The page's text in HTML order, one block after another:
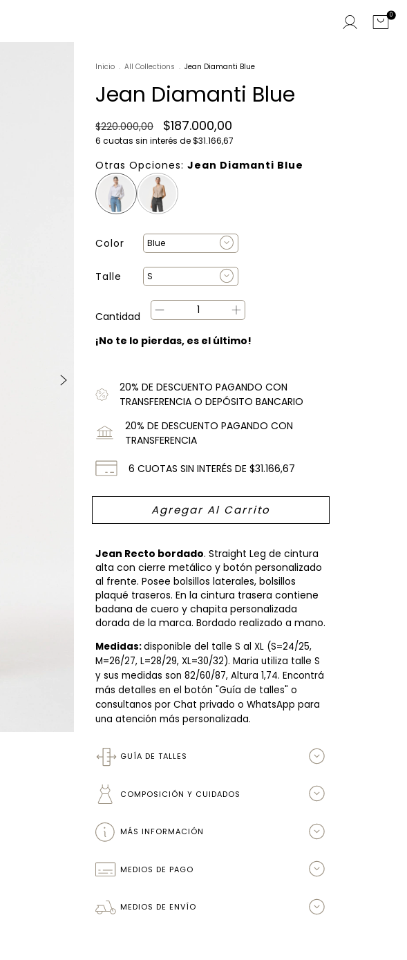
0
Inicio . All Collections . Jean Diamanti Blue
Jean Diamanti Blue
$220.000,00 $187.000,00
6 cuotas sin interés de$31.166,67
Otras Opciones: Jean Diamanti Blue
Color
Talle
Cantidad
¡No te lo pierdas, es el último!
20% DE DESCUENTO PAGANDO CON
TRANSFERENCIA O DEPÓSITO BANCARIO
20% DE DESCUENTO PAGANDO CON
TRANSFERENCIA
6 CUOTAS SIN INTERÉS DE $31.166,67
Jean Recto bordado. Straight Leg de cintura
alta con cierre metálico y botón personalizado
al frente. Posee bolsillos laterales, bolsillos
plaqué traseros. En la cintura trasera contiene
badana de cuero y chapita personalizada
dorada de la marca. Bordado realizado a mano.
Medidas:disponible del talle S al XL (S=24/25,
M=26/27, L=28/29, XL=30/32). Maria utiliza talle S
y sus medidas son 82/60/87, Altura 1,74. Encontrá
más detalles en el botón "Guía de talles" o
consultanos por Chat privado o WhatsApp para
una atención más personalizada.
GUÍA DE TALLES
COMPOSICIÓN Y CUIDADOS
MÁS INFORMACIÓN
MEDIOS DE PAGO
MEDIOS DE ENVÍO